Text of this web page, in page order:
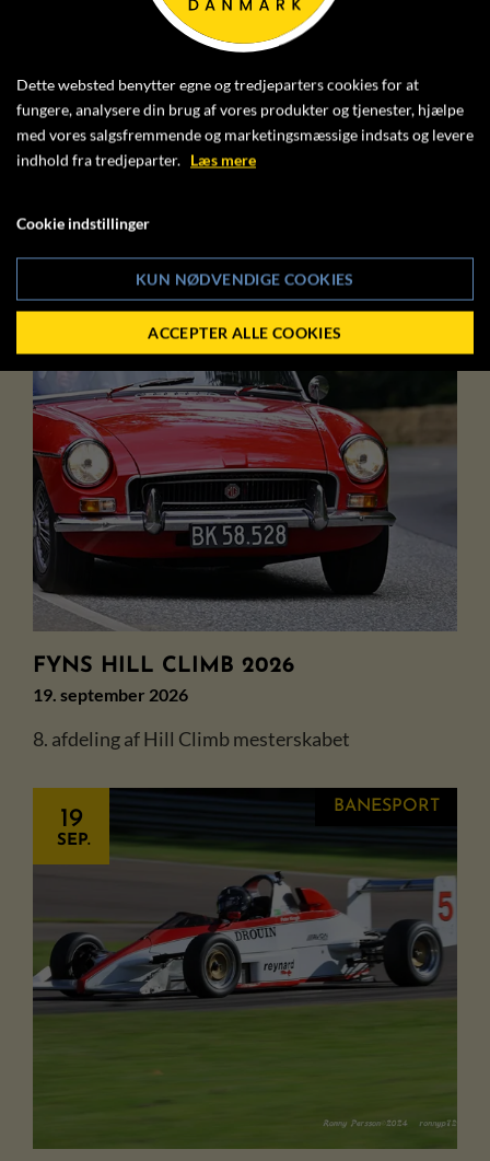
HISTORISK WEEKEND RING
KNUTSTORP 2026
05. september 2026
Mesterskabet
HILL CLIMB
19
FYNS HILL CLIMB 2026
19. september 2026
8. afdeling af Hill Climb mesterskabet
BANESPORT
19
SEP.
Dette websted benytter egne og tredjeparters cookies for at
fungere, analysere din brug af vores produkter og tjenester, hjælpe
med vores salgsfremmende og marketingsmæssige indsats og levere
indhold fra tredjeparter. Læs mere
Cookie indstillinger
KUN NØDVENDIGE COOKIES
ACCEPTER ALLE COOKIES